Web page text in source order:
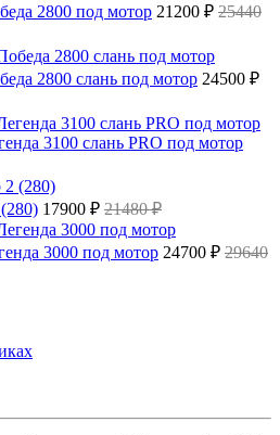
2800 под мотор 21200 ₽ 25440
2800 слань под мотор 24500 ₽
3100 слань PRO под мотор
17900 ₽ 21480 ₽
3000 под мотор 24700 ₽ 29640